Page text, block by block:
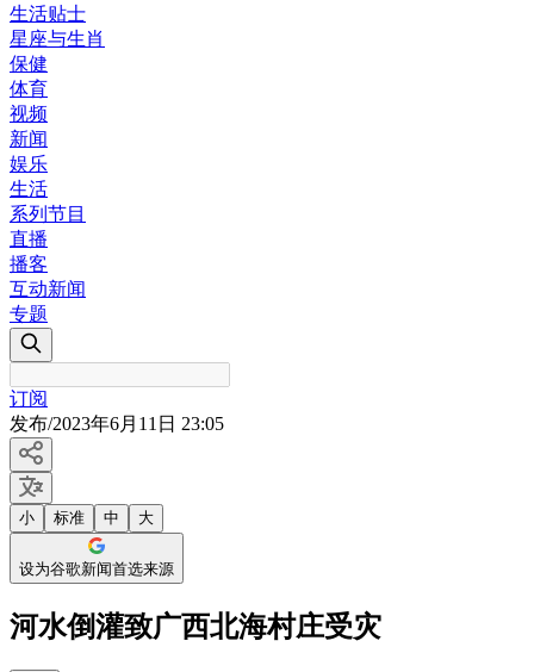
生活贴士
星座与生肖
保健
体育
视频
新闻
娱乐
生活
系列节目
直播
播客
互动新闻
专题
订阅
发布/2023年6月11日 23:05
小 标准 中 大
设为谷歌新闻首选来源
河水倒灌致广西北海村庄受灾